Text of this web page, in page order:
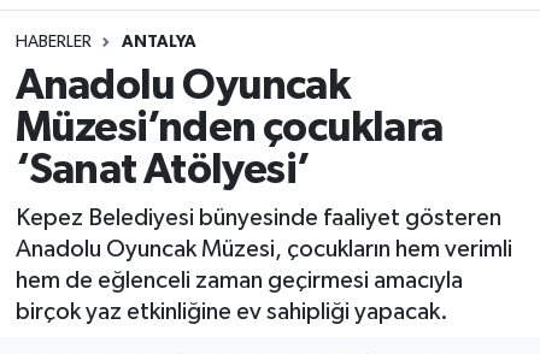
HABERLER ANTALYA
Anadolu Oyuncak
Müzesi’nden çocuklara
‘Sanat Atölyesi’
Kepez Belediyesi bünyesinde faaliyet gösteren
Anadolu Oyuncak Müzesi, çocukların hem verimli
hem de eğlenceli zaman geçirmesi amacıyla
birçok yaz etkinliğine ev sahipliği yapacak.
Tüm Manşetler
Son Dakika Haberleri
Haber Arşivi